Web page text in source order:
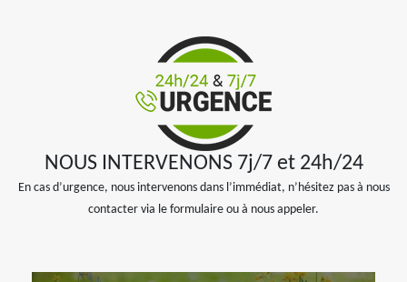
NOUS INTERVENONS 7j/7 et 24h/24
En cas d’urgence, nous intervenons dans l’immédiat, n’hésitez pas à nous
contacter via le formulaire ou à nous appeler.